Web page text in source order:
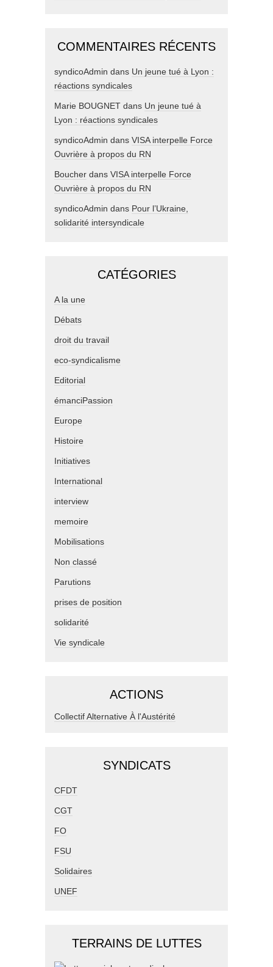
COMMENTAIRES RÉCENTS
syndicoAdmin dans Un jeune tué à Lyon :
réactions syndicales
Marie BOUGNET dans Un jeune tué à
Lyon : réactions syndicales
syndicoAdmin dans VISA interpelle Force
Ouvrière à propos du RN
Boucher dans VISA interpelle Force
Ouvrière à propos du RN
syndicoAdmin dans Pour l’Ukraine,
solidarité intersyndicale
CATÉGORIES
A la une
Débats
droit du travail
eco-syndicalisme
Editorial
émanciPassion
Europe
Histoire
Initiatives
International
interview
memoire
Mobilisations
Non classé
Parutions
prises de position
solidarité
Vie syndicale
ACTIONS
Collectif Alternative À l'Austérité
SYNDICATS
CFDT
CGT
FO
FSU
Solidaires
UNEF
TERRAINS DE LUTTES